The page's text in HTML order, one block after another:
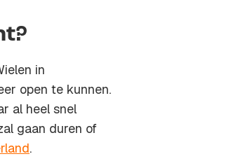
in
open te kunnen.
al heel snel
gaan duren of
.